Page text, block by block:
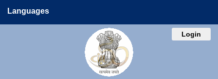
Languages
Login